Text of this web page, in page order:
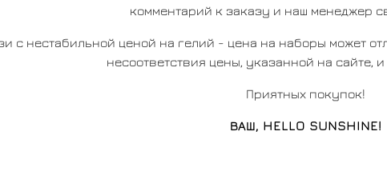
комментарий к заказу и наш менеджер
с нестабильной ценой на гелий - цена на наборы может
несоответствия цены, указанной на сайте,
Приятных покупок!
ВАШ, HELLO SUNSHINE!